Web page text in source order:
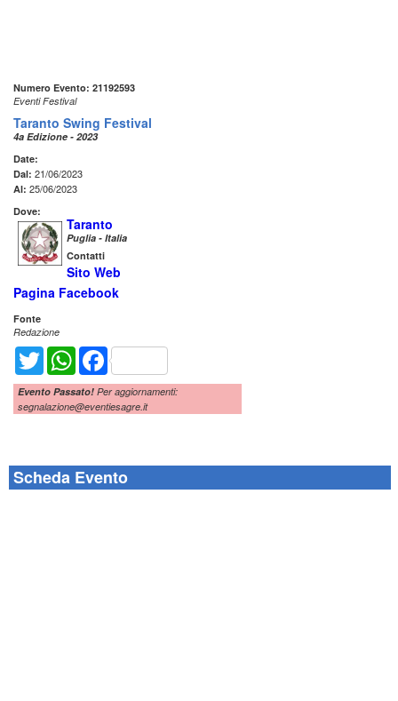
Numero Evento: 21192593
Eventi Festival
Taranto Swing Festival
4a Edizione - 2023
Date:
Dal: 21/06/2023
Al: 25/06/2023
Dove:
Taranto
Puglia - Italia
Contatti
Sito Web
Pagina Facebook
Fonte
Redazione
Twitter WhatsAppFacebook
Evento Passato! Per aggiornamenti:
segnalazione@eventiesagre.it
Scheda Evento